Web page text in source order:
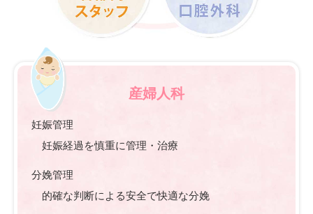
産婦人科
妊娠管理
妊娠経過を慎重に管理・治療
分娩管理
的確な判断による安全で快適な分娩